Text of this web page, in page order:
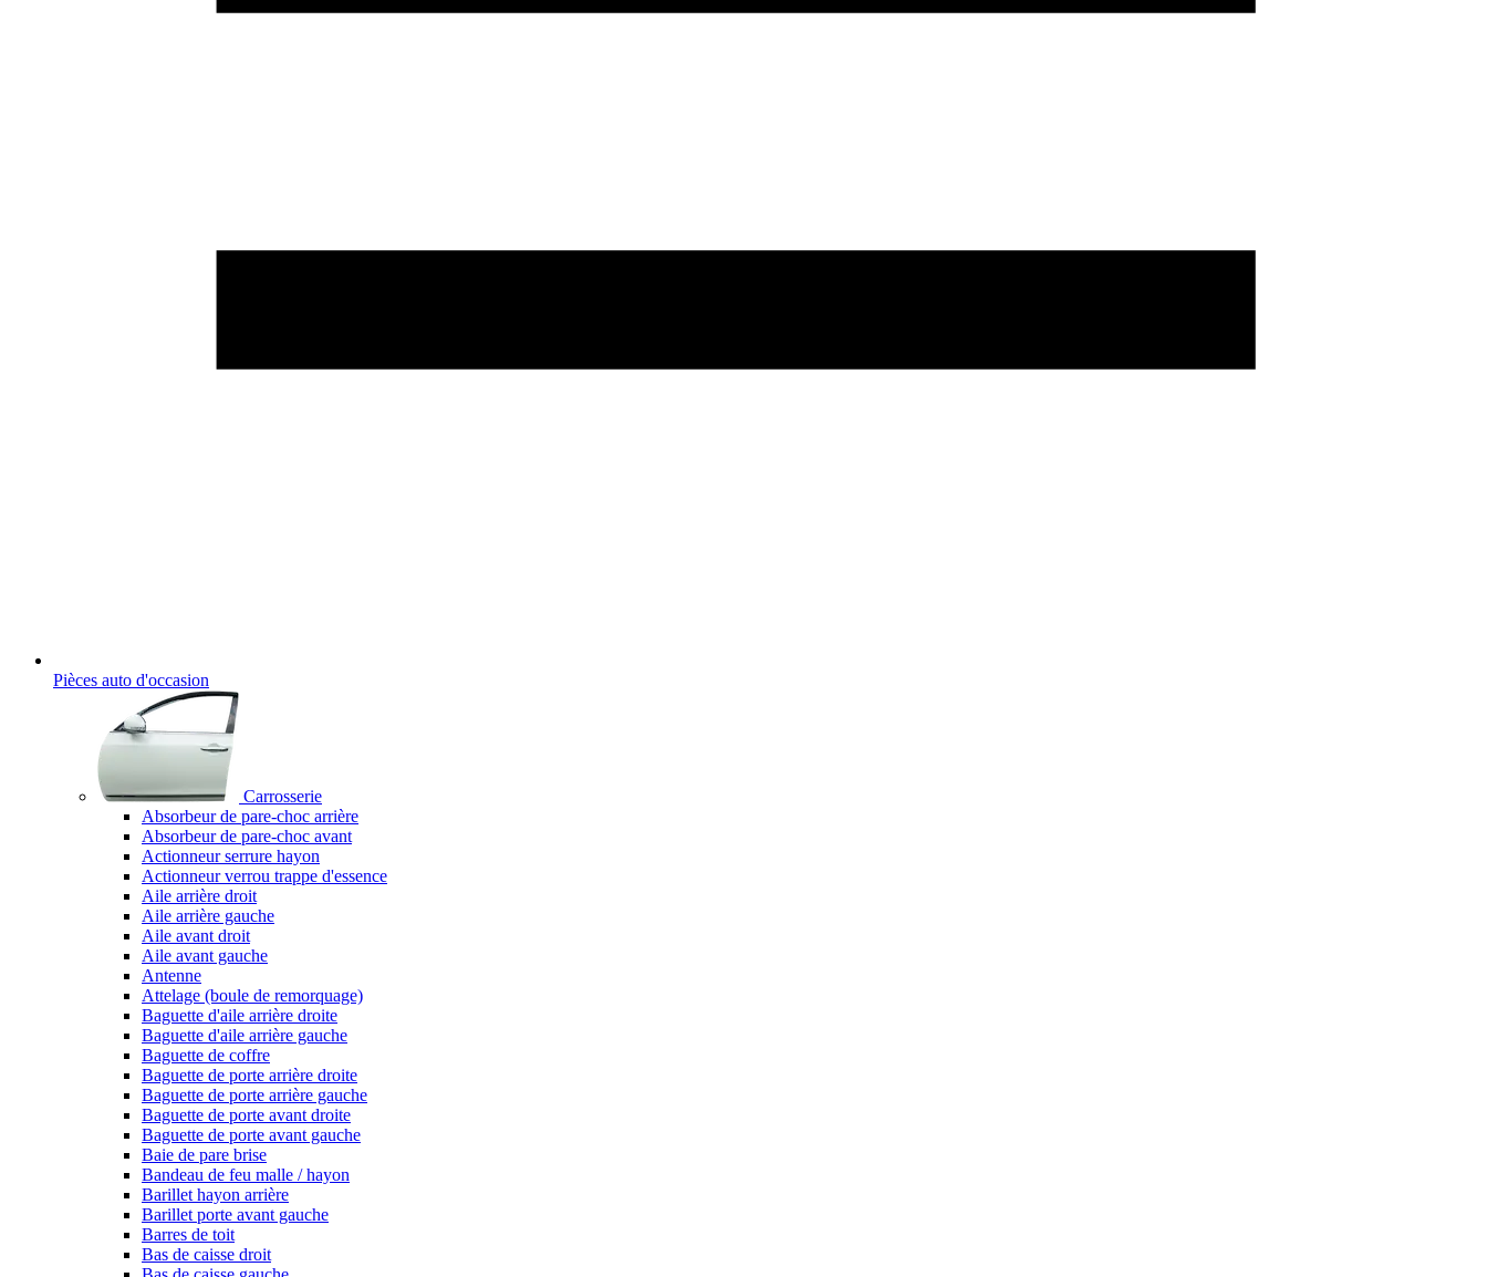
Pièces auto d'occasion
Carrosserie
Absorbeur de pare-choc arrière
Absorbeur de pare-choc avant
Actionneur serrure hayon
Actionneur verrou trappe d'essence
Aile arrière droit
Aile arrière gauche
Aile avant droit
Aile avant gauche
Antenne
Attelage (boule de remorquage)
Baguette d'aile arrière droite
Baguette d'aile arrière gauche
Baguette de coffre
Baguette de porte arrière droite
Baguette de porte arrière gauche
Baguette de porte avant droite
Baguette de porte avant gauche
Baie de pare brise
Bandeau de feu malle / hayon
Barillet hayon arrière
Barillet porte avant gauche
Barres de toit
Bas de caisse droit